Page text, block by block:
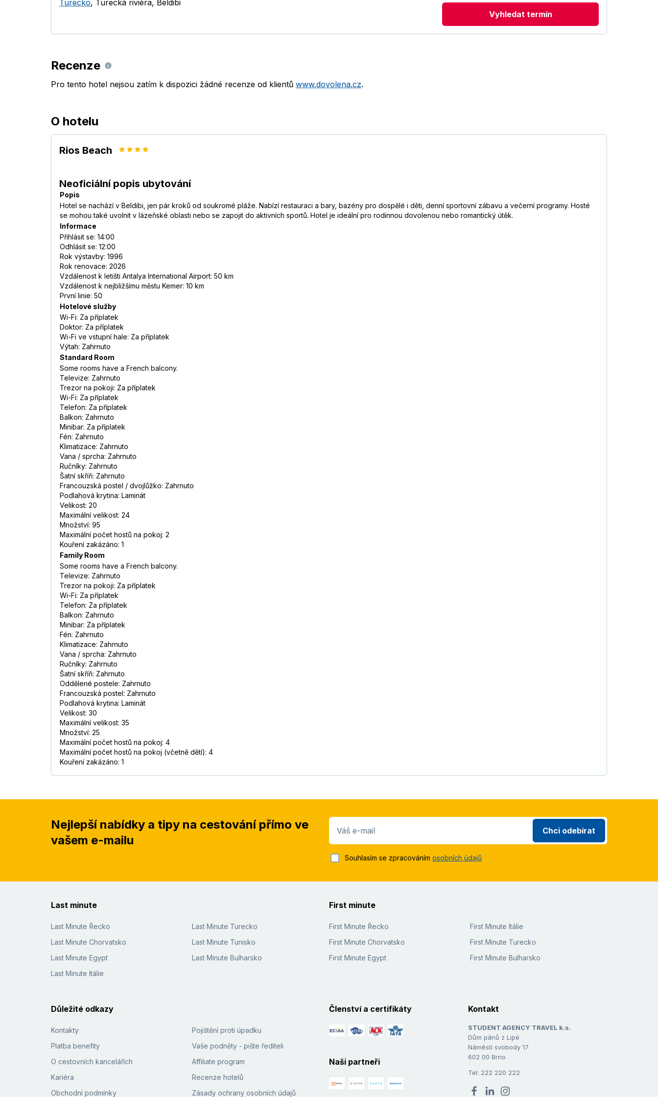
Turecko, Turecká riviéra, Beldibi
Vyhledat termín
Recenze
Pro tento hotel nejsou zatím k dispozici žádné recenze od klientů www.dovolena.cz.
O hotelu
Rios Beach
Neoficiální popis ubytování
Popis
Hotel se nachází v Beldibi, jen pár kroků od soukromé pláže. Nabízí restauraci a bary, bazény pro dospělé i děti, denní sportovní zábavu a večerní programy. Hosté
se mohou také uvolnit v lázeňské oblasti nebo se zapojit do aktivních sportů. Hotel je ideální pro rodinnou dovolenou nebo romantický útěk.
Informace
Přihlásit se: 14:00
Odhlásit se: 12:00
Rok výstavby: 1996
Rok renovace: 2026
Vzdálenost k letišti Antalya International Airport: 50 km
Vzdálenost k nejbližšímu městu Kemer: 10 km
První linie: 50
Hotelové služby
Wi-Fi: Za příplatek
Doktor: Za příplatek
Wi-Fi ve vstupní hale: Za příplatek
Výtah: Zahrnuto
Standard Room
Some rooms have a French balcony.
Televize: Zahrnuto
Trezor na pokoji: Za příplatek
Wi-Fi: Za příplatek
Telefon: Za příplatek
Balkon: Zahrnuto
Minibar: Za příplatek
Fén: Zahrnuto
Klimatizace: Zahrnuto
Vana / sprcha: Zahrnuto
Ručníky: Zahrnuto
Šatní skříň: Zahrnuto
Francouzská postel / dvojlůžko: Zahrnuto
Podlahová krytina: Laminát
Velikost: 20
Maximální velikost: 24
Množství: 95
Maximální počet hostů na pokoj: 2
Kouření zakázáno: 1
Family Room
Some rooms have a French balcony.
Televize: Zahrnuto
Trezor na pokoji: Za příplatek
Wi-Fi: Za příplatek
Telefon: Za příplatek
Balkon: Zahrnuto
Minibar: Za příplatek
Fén: Zahrnuto
Klimatizace: Zahrnuto
Vana / sprcha: Zahrnuto
Ručníky: Zahrnuto
Šatní skříň: Zahrnuto
Oddělené postele: Zahrnuto
Francouzská postel: Zahrnuto
Podlahová krytina: Laminát
Velikost: 30
Maximální velikost: 35
Množství: 25
Maximální počet hostů na pokoj: 4
Maximální počet hostů na pokoj (včetně dětí): 4
Kouření zakázáno: 1
Nejlepší nabídky a tipy na cestování přímo ve
vašem e-mailu
Váš e-mail Chci odebírat
Souhlasím se zpracováním osobních údajů
Last minute
Last Minute Řecko
Last Minute Chorvatsko
Last Minute Egypt
Last Minute Itálie
Last Minute Turecko
Last Minute Tunisko
Last Minute Bulharsko
First minute
First Minute Řecko
First Minute Chorvatsko
First Minute Egypt
First Minute Itálie
First Minute Turecko
First Minute Bulharsko
Důležité odkazy
Kontakty
Platba benefity
O cestovních kancelářích
Kariéra
Obchodní podmínky
Pojištění proti úpadku
Vaše podněty - pište řediteli
Affiliate program
Recenze hotelů
Zásady ochrany osobních údajů
Členství a certifikáty
Naši partneři
Kontakt
STUDENT AGENCY TRAVEL k.s.
Dům pánů z Lipé
Náměstí svobody 17
602 00 Brno
Tel: 222 220 222